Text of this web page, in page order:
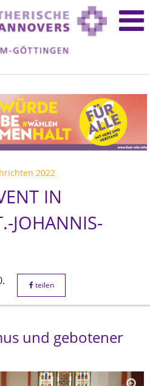
2022
IN
JOHANNIS-
teilen
und gebotener